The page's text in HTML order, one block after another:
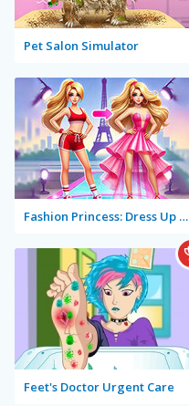
Pet Salon Simulator
Fashion Princess: Dress Up for Girls
Feet's Doctor Urgent Care